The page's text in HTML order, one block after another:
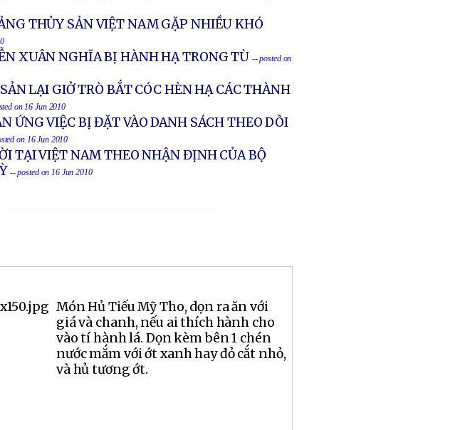
THỦY SẢN VIỆT NAM GẶP NHIỀU KHÓ
XUÂN NGHĨA BỊ HÀNH HẠ TRONG TÙ -- posted on
LẠI GIỞ TRÒ BẮT CÓC HÈN HẠ CÁC THÀNH
on 16 Jun 2010
ỨNG VIỆC BỊ ĐẶT VÀO DANH SÁCH THEO DÕI
on 16 Jun 2010
TẠI VIỆT NAM THEO NHẬN ĐỊNH CỦA BỘ
-- posted on 16 Jun 2010
Món Hủ Tiếu Mỹ Tho, dọn ra ăn với
giá và chanh, nếu ai thích hành cho
vào tí hành lá. Dọn kèm bên 1 chén
nước mắm với ớt xanh hay đỏ cắt nhỏ,
và hủ tương ớt.